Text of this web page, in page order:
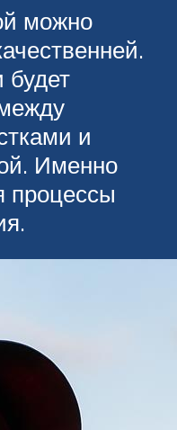
можно
будет
и
Именно
процессы